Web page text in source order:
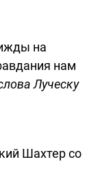
на
нам
Луческу
Шахтер со